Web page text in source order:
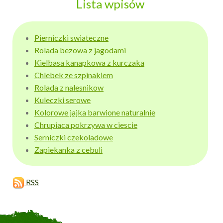
Lista wpisów
Pierniczki swiateczne
Rolada bezowa z jagodami
Kielbasa kanapkowa z kurczaka
Chlebek ze szpinakiem
Rolada z nalesnikow
Kuleczki serowe
Kolorowe jajka barwione naturalnie
Chrupiaca pokrzywa w ciescie
Serniczki czekoladowe
Zapiekanka z cebuli
RSS